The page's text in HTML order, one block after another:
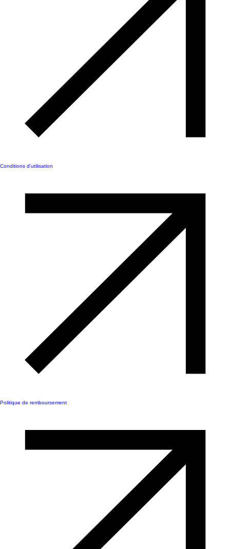
Conditions d'utilisation
Politique de remboursement